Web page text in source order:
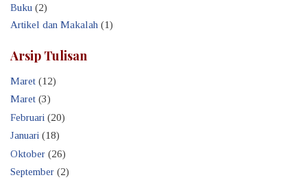
Buku (2)
Artikel dan Makalah (1)
Arsip Tulisan
Maret (12)
Maret (3)
Februari (20)
Januari (18)
Oktober (26)
September (2)